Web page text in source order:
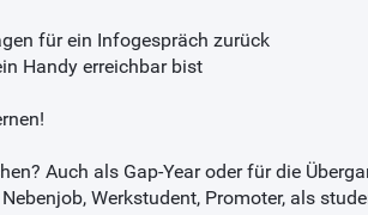
für ein Infogespräch zurück
Handy erreichbar bist
Auch als Gap-Year oder für die
Werkstudent, Promoter, als